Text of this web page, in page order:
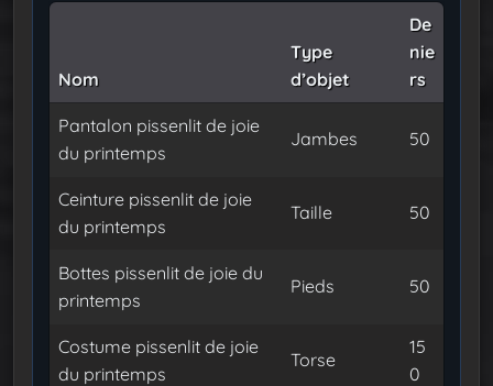
Nom
Type
d’objet
De
nie
rs
Pantalon pissenlit de joie
du printemps
Jambes 50
Ceinture pissenlit de joie
du printemps
Taille 50
Bottes pissenlit de joie du
printemps
Pieds 50
Costume pissenlit de joie
du printemps
Torse
15
0